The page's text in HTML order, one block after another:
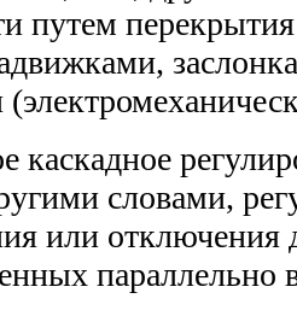
путем
каскадное
словами,
или отключения
параллельно